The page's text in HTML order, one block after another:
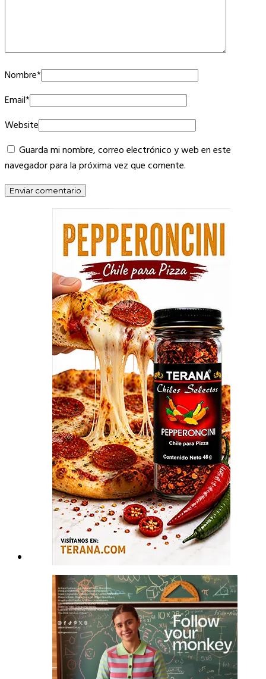
Nombre*
Email*
Website
Guarda mi nombre, correo electrónico y web en este
navegador para la próxima vez que comente.